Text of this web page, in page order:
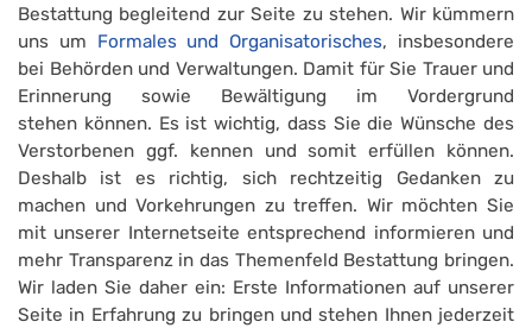
Bestattung begleitend zur Seite zu stehen. Wir kümmern
uns um Formales und Organisatorisches, insbesondere
bei Behörden und Verwaltungen. Damit für Sie Trauer und
Erinnerung sowie Bewältigung im Vordergrund
stehen können. Es ist wichtig, dass Sie die Wünsche des
Verstorbenen ggf. kennen und somit erfüllen können.
Deshalb ist es richtig, sich rechtzeitig Gedanken zu
machen und Vorkehrungen zu treffen. Wir möchten Sie
mit unserer Internetseite entsprechend informieren und
mehr Transparenz in das Themenfeld Bestattung bringen.
Wir laden Sie daher ein: Erste Informationen auf unserer
Seite in Erfahrung zu bringen und stehen Ihnen jederzeit